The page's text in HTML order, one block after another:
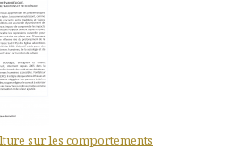
sur les comportements